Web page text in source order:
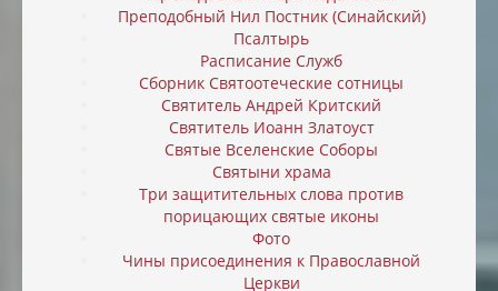
Преподобный Нил Постник (Синайский)
Псалтырь
Расписание Служб
Сборник Святоотеческие сотницы
Святитель Андрей Критский
Святитель Иоанн Златоуст
Святые Вселенские Соборы
Святыни храма
Три защитительных слова против
порицающих святые иконы
Фото
Чины присоединения к Православной
Церкви